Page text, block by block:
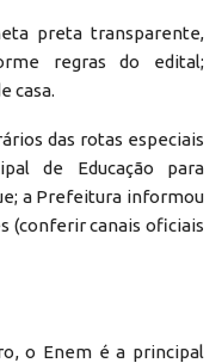
preta transparente,
regras do edital;
casa.
das rotas especiais
de Educação para
a Prefeitura informou
(conferir canais oficiais
o Enem é a principal